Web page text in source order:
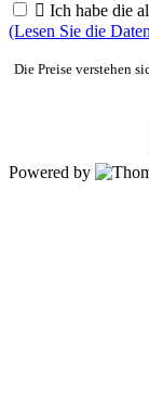
 Ich habe die
(Lesen Sie die
Die Preise verstehen
Powered by